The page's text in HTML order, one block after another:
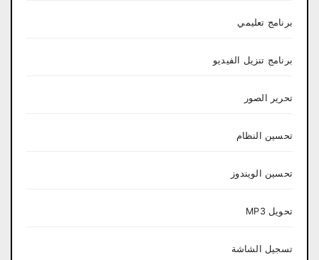
برنامج تعليمي
برنامج تنزيل الفيديو
تحرير الصور
تحسين النظام
تحسين الويندوز
تحويل MP3
تسجيل الشاشة